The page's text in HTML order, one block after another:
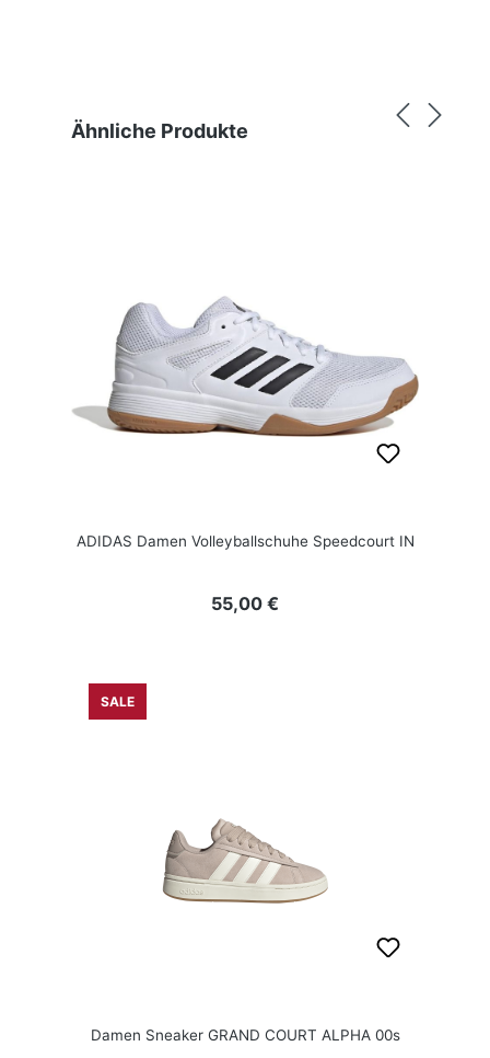
Produktgalerie überspringen
Ähnliche Produkte
ADIDAS Damen Volleyballschuhe Speedcourt IN
Regulärer Preis:
55,00 €
SALE
Damen Sneaker GRAND COURT ALPHA 00s